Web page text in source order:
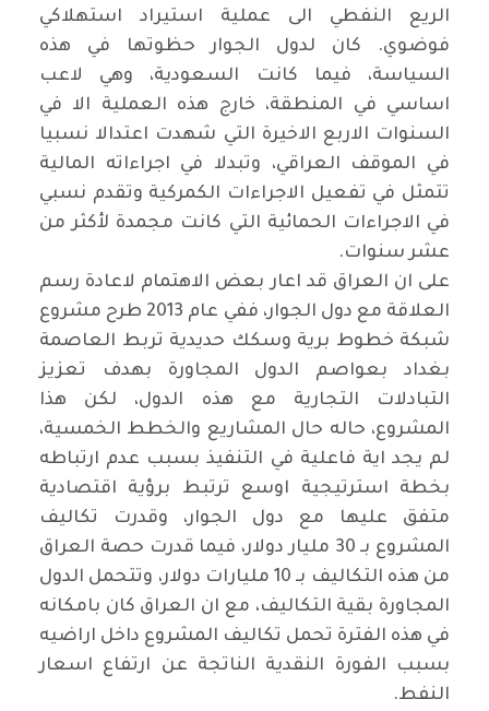
الريع النفطي الى عملية استيراد استهلاكي
فوضوي. كان لدول الجوار حظوتها في هذه
السياسة، فيما كانت السعودية، وهي لاعب
اساسي في المنطقة، خارج هذه العملية الا في
السنوات الاربع الاخيرة التي شهدت اعتدالا نسبيا
في الموقف العراقي، وتبدلا في اجراءاته المالية
تتمثل في تفعيل الاجراءات الكمركية وتقدم نسبي
في الاجراءات الحمائية التي كانت مجمدة لأكثر من
عشر سنوات.
على ان العراق قد اعار بعض الاهتمام لاعادة رسم
العلاقة مع دول الجوار، ففي عام 2013 طرح مشروع
شبكة خطوط برية وسكك حديدية تربط العاصمة
بغداد بعواصم الدول المجاورة بهدف تعزيز
التبادلات التجارية مع هذه الدول، لكن هذا
المشروع، حاله حال المشاريع والخطط الخمسية،
لم يجد اية فاعلية في التنفيذ بسبب عدم ارتباطه
بخطة استرتيجية اوسع ترتبط برؤية اقتصادية
متفق عليها مع دول الجوار، وقدرت تكاليف
المشروع بـ 30 مليار دولار، فيما قدرت حصة العراق
من هذه التكاليف بـ 10 مليارات دولار، وتتحمل الدول
المجاورة بقية التكاليف، مع ان العراق كان بامكانه
في هذه الفترة تحمل تكاليف المشروع داخل اراضيه
بسبب الفورة النقدية الناتجة عن ارتفاع اسعار
النفط.